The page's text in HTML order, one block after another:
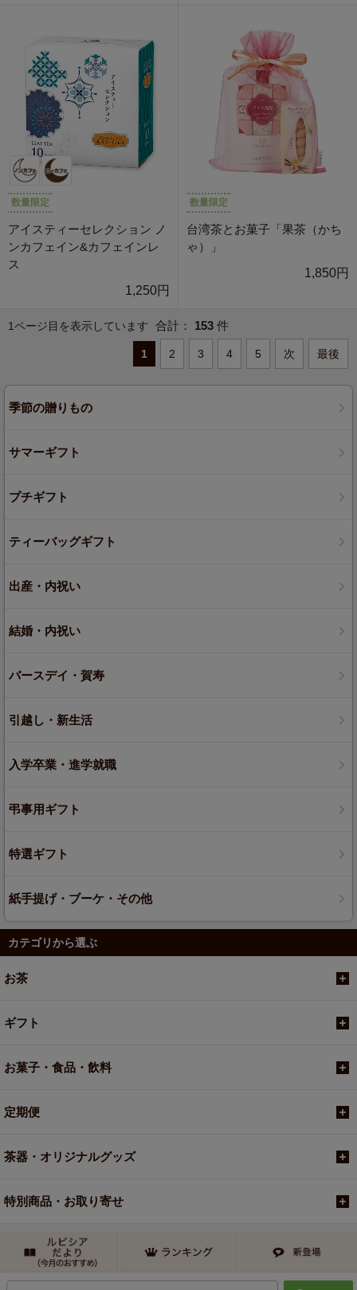
数量限定
アイスティーセレクション ノ
ンカフェイン&カフェインレ
ス
1,250円
数量限定
台湾茶とお菓子「果茶（かち
ゃ）」
1,850円
1ページ目を表示しています 合計： 153 件
1 2 3 4 5 次 最後
季節の贈りもの
サマーギフト
プチギフト
ティーバッグギフト
出産・内祝い
結婚・内祝い
バースデイ・賀寿
引越し・新生活
入学卒業・進学就職
弔事用ギフト
特選ギフト
紙手提げ・ブーケ・その他
カテゴリから選ぶ
お茶
ギフト
お菓子・食品・飲料
定期便
茶器・オリジナルグッズ
特別商品・お取り寄せ